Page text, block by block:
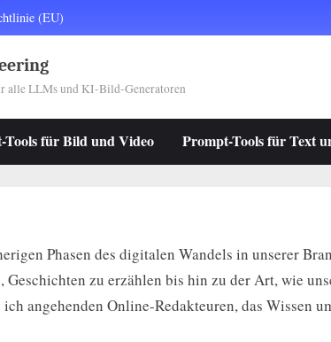
(EU)
alle LLMs und KI-Bild-Generatoren
Tools für Bild und Video Prompt-Tools für Text
Phasen des digitalen Wandels in unserer
zu erzählen bis hin zu der Art, wie
angehenden Online-Redakteuren, das Wissen